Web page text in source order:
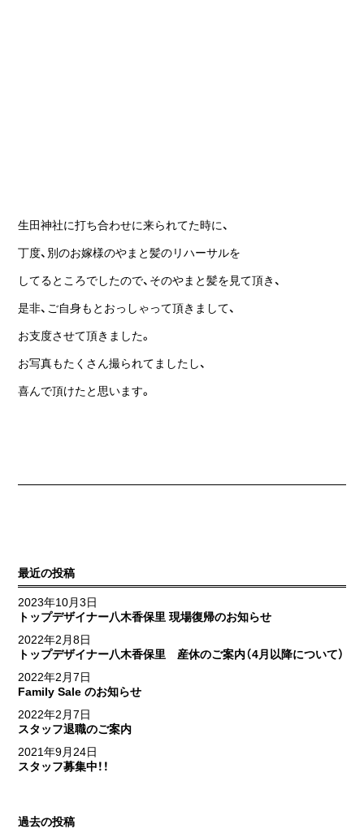
生田神社に打ち合わせに来られてた時に、
丁度、別のお嫁様のやまと髪のリハーサルを
してるところでしたので、そのやまと髪を見て頂き、
是非、ご自身もとおっしゃって頂きまして、
お支度させて頂きました。
お写真もたくさん撮られてましたし、
喜んで頂けたと思います。
最近の投稿
2023年10月3日
トップデザイナー八木香保里 現場復帰のお知らせ
2022年2月8日
トップデザイナー八木香保里 産休のご案内（4月以降について）
2022年2月7日
Family Sale のお知らせ
2022年2月7日
スタッフ退職のご案内
2021年9月24日
スタッフ募集中！！
過去の投稿